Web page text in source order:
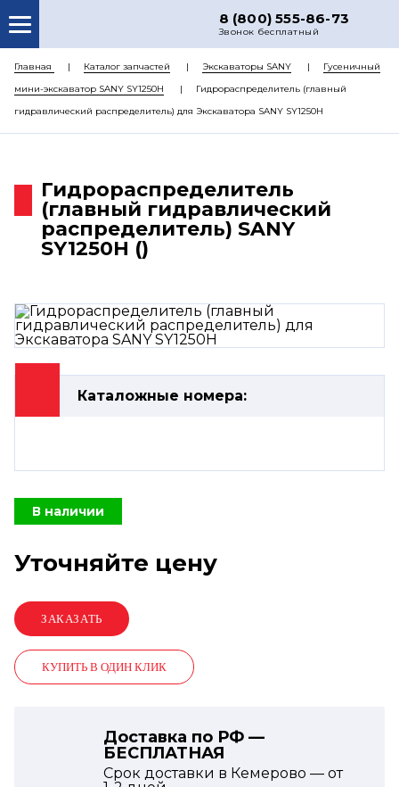
8 (800) 555-86-73
Звонок бесплатный
О НАС
КАТАЛОГ ЗАПЧАСТЕЙ
РЕМОНТ
ЦЕНЫ
КОНТАКТЫ
Главная Каталог запчастей Экскаваторы SANY
Гусеничный
мини-экскаватор SANY SY1250H
Гидрораспределитель (главный
гидравлический распределитель) для Экскаватора SANY SY1250H
Гидрораспределитель
(главный гидравлический
распределитель) SANY
SY1250H ()
Каталожные номера:
В наличии
Уточняйте цену
КУПИТЬ В ОДИН КЛИК
Доставка по РФ —
БЕСПЛАТНАЯ
Срок доставки в Кемерово — от